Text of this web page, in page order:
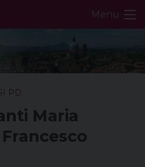
Menu
PD
Maria